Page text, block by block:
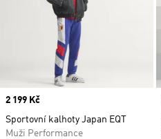
Price
2 199 Kč
Sportovní kalhoty Japan EQT
Muži Performance